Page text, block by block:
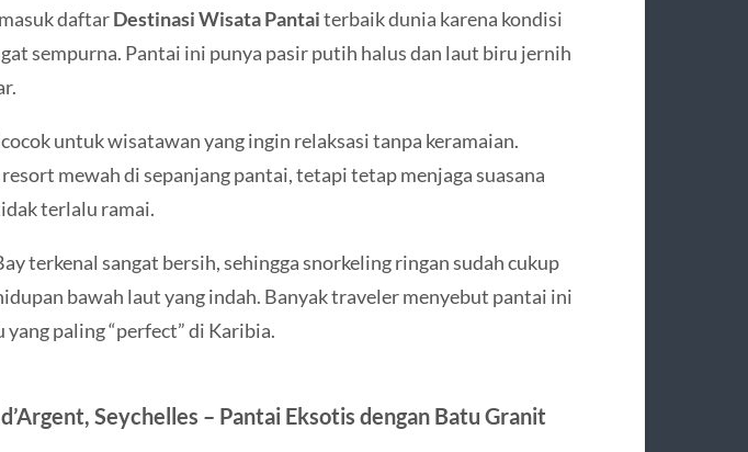
daftarDestinasi Wisata Pantaiterbaik dunia karena kondisi
sempurna. Pantai ini punya pasir putih halus dan laut biru jernih
untuk wisatawan yang ingin relaksasi tanpa keramaian.
mewah di sepanjang pantai, tetapi tetap menjaga suasana
terlalu ramai.
terkenal sangat bersih, sehingga snorkeling ringan sudah cukup
bawah laut yang indah. Banyak traveler menyebut pantai ini
yang paling “perfect” di Karibia.
Seychelles – Pantai Eksotis dengan Batu Granit